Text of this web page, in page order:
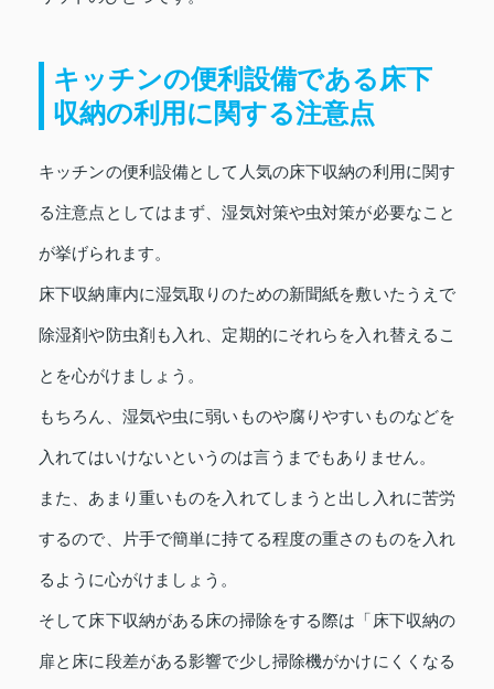
キッチンの便利設備である床下
収納の利用に関する注意点
キッチンの便利設備として人気の床下収納の利用に関す
る注意点としてはまず、湿気対策や虫対策が必要なこと
が挙げられます。
床下収納庫内に湿気取りのための新聞紙を敷いたうえで
除湿剤や防虫剤も入れ、定期的にそれらを入れ替えるこ
とを心がけましょう。
もちろん、湿気や虫に弱いものや腐りやすいものなどを
入れてはいけないというのは言うまでもありません。
また、あまり重いものを入れてしまうと出し入れに苦労
するので、片手で簡単に持てる程度の重さのものを入れ
るように心がけましょう。
そして床下収納がある床の掃除をする際は「床下収納の
扉と床に段差がある影響で少し掃除機がかけにくくなる